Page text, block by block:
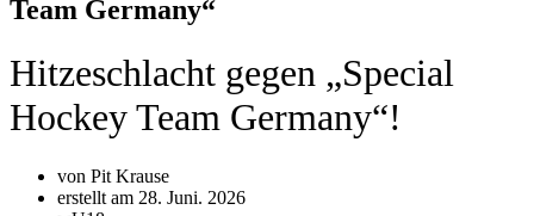
Team Germany“
Hitzeschlacht gegen „Special
Hockey Team Germany“!
von Pit Krause
erstellt am 28. Juni. 2026